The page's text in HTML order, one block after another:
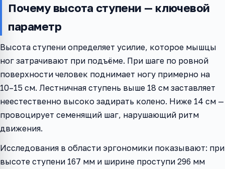
Почему высота ступени — ключевой
параметр
Высота ступени определяет усилие, которое мышцы
ног затрачивают при подъёме. При шаге по ровной
поверхности человек поднимает ногу примерно на
10–15 см. Лестничная ступень выше 18 см заставляет
неестественно высоко задирать колено. Ниже 14 см —
провоцирует семенящий шаг, нарушающий ритм
движения.
Исследования в области эргономики показывают: при
высоте ступени 167 мм и ширине проступи 296 мм